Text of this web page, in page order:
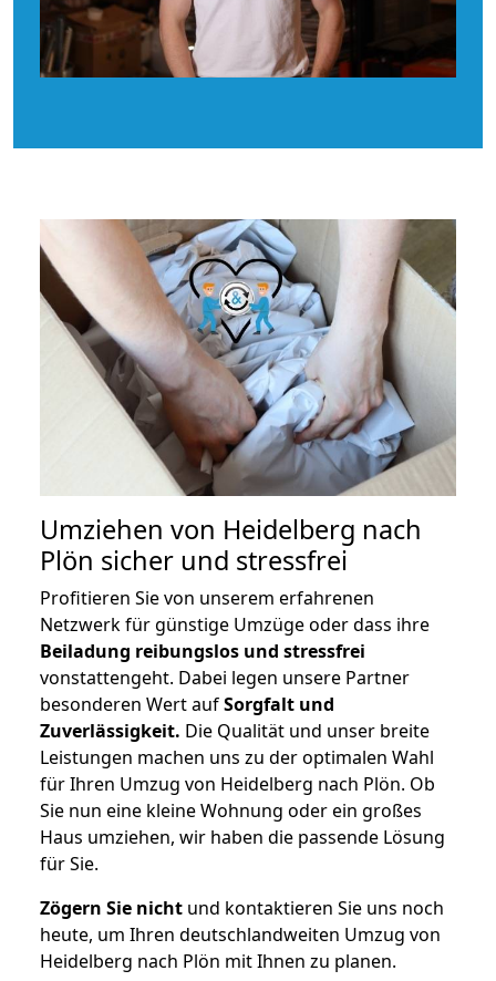
Umziehen von Heidelberg nach
Plön sicher und stressfrei
Profitieren Sie von unserem erfahrenen
Netzwerk für günstige Umzüge oder dass ihre
Beiladung reibungslos und stressfrei
vonstattengeht. Dabei legen unsere Partner
besonderen Wert aufSorgfalt und
Zuverlässigkeit. Die Qualität und unser breite
Leistungen machen uns zu der optimalen Wahl
für Ihren Umzug von Heidelberg nach Plön. Ob
Sie nun eine kleine Wohnung oder ein großes
Haus umziehen, wir haben die passende Lösung
für Sie.
Zögern Sie nicht und kontaktieren Sie uns noch
heute, um Ihren deutschlandweiten Umzug von
Heidelberg nach Plön mit Ihnen zu planen.